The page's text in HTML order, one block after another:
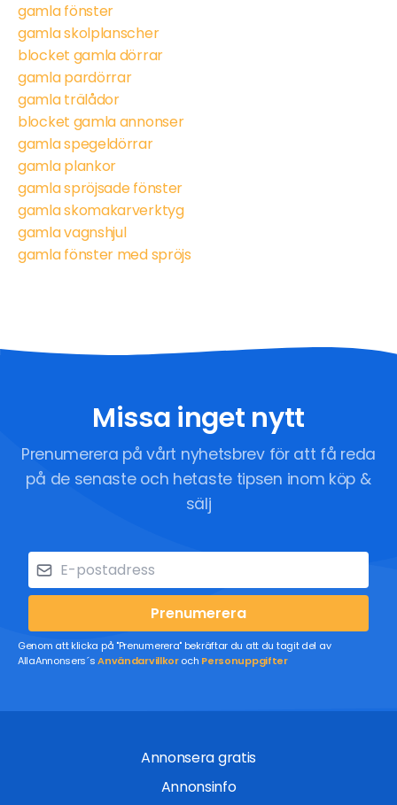
gamla fönster
gamla skolplanscher
blocket gamla dörrar
gamla pardörrar
gamla trälådor
blocket gamla annonser
gamla spegeldörrar
gamla plankor
gamla spröjsade fönster
gamla skomakarverktyg
gamla vagnshjul
gamla fönster med spröjs
Missa inget nytt
Prenumerera på vårt nyhetsbrev för att få reda
på de senaste och hetaste tipsen inom köp &
sälj
Prenumerera
Genom att klicka på "Prenumerera" bekräftar du att du tagit del av
AllaAnnonsers´sAnvändarvillkoroch Personuppgifter
Annonsera gratis
Annonsinfo